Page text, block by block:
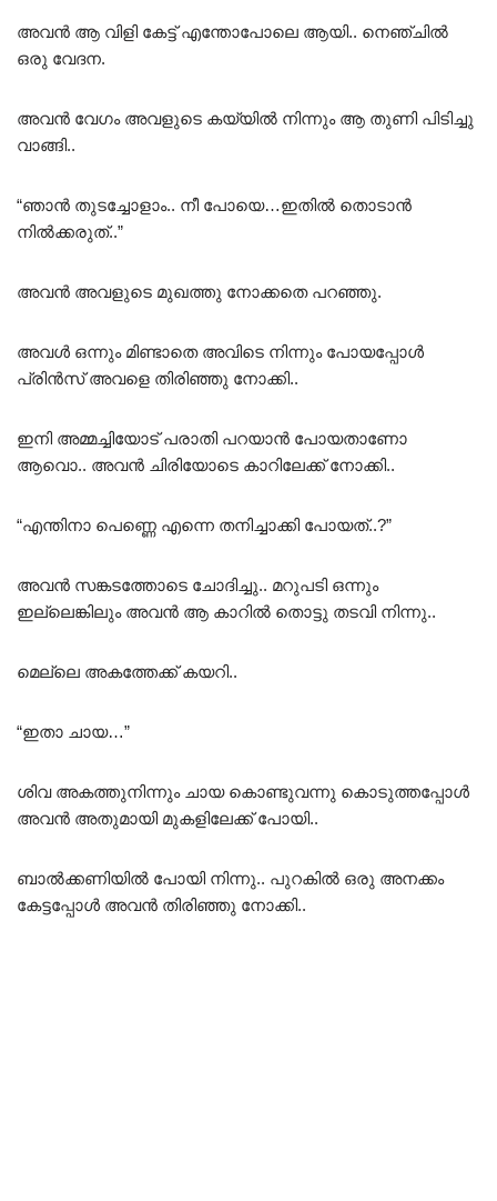
അവൻ ആ വിളി കേട്ട് എന്തോപോലെ ആയി.. നെഞ്ചിൽ
ഒരു വേദന.
അവൻ വേഗം അവളുടെ കയ്യിൽ നിന്നും ആ തുണി പിടിച്ചു
വാങ്ങി..
“ഞാൻ തുടച്ചോളാം.. നീ പോയെ…ഇതിൽ തൊടാൻ
നിൽക്കരുത്..”
അവൻ അവളുടെ മുഖത്തു നോക്കതെ പറഞ്ഞു.
അവൾ ഒന്നും മിണ്ടാതെ അവിടെ നിന്നും പോയപ്പോൾ
പ്രിൻസ് അവളെ തിരിഞ്ഞു നോക്കി..
ഇനി അമ്മച്ചിയോട് പരാതി പറയാൻ പോയതാണോ
ആവൊ.. അവൻ ചിരിയോടെ കാറിലേക്ക് നോക്കി..
“എന്തിനാ പെണ്ണെ എന്നെ തനിച്ചാക്കി പോയത്..?”
അവൻ സങ്കടത്തോടെ ചോദിച്ചു.. മറുപടി ഒന്നും
ഇല്ലെങ്കിലും അവൻ ആ കാറിൽ തൊട്ടു തടവി നിന്നു..
മെല്ലെ അകത്തേക്ക് കയറി..
“ഇതാ ചായ…”
ശിവ അകത്തുനിന്നും ചായ കൊണ്ടുവന്നു കൊടുത്തപ്പോൾ
അവൻ അതുമായി മുകളിലേക്ക് പോയി..
ബാൽക്കണിയിൽ പോയി നിന്നു.. പുറകിൽ ഒരു അനക്കം
കേട്ടപ്പോൾ അവൻ തിരിഞ്ഞു നോക്കി..